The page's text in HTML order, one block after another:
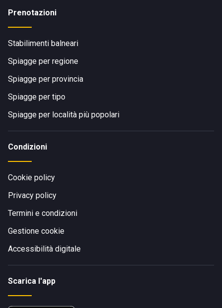
Prenotazioni
Stabilimenti balneari
Spiagge per regione
Spiagge per provincia
Spiagge per tipo
Spiagge per località più popolari
Condizioni
Cookie policy
Privacy policy
Termini e condizioni
Gestione cookie
Accessibilità digitale
Scarica l'app